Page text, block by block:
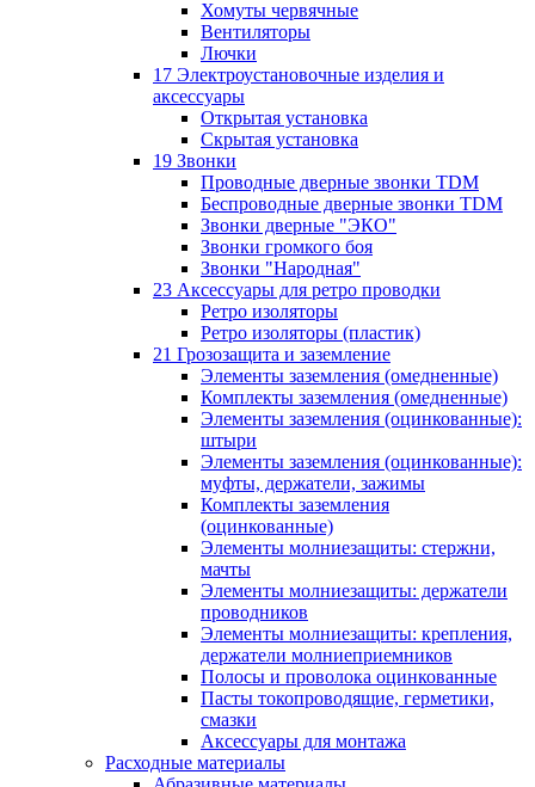
Хомуты червячные
Вентиляторы
Лючки
17 Электроустановочные изделия и
аксессуары
Открытая установка
Скрытая установка
19 Звонки
Проводные дверные звонки TDM
Беспроводные дверные звонки TDM
Звонки дверные "ЭКО"
Звонки громкого боя
Звонки "Народная"
23 Аксессуары для ретро проводки
Ретро изоляторы
Ретро изоляторы (пластик)
21 Грозозащита и заземление
Элементы заземления (омедненные)
Комплекты заземления (омедненные)
Элементы заземления (оцинкованные):
штыри
Элементы заземления (оцинкованные):
муфты, держатели, зажимы
Комплекты заземления
(оцинкованные)
Элементы молниезащиты: стержни,
мачты
Элементы молниезащиты: держатели
проводников
Элементы молниезащиты: крепления,
держатели молниеприемников
Полосы и проволока оцинкованные
Пасты токопроводящие, герметики,
смазки
Аксессуары для монтажа
Расходные материалы